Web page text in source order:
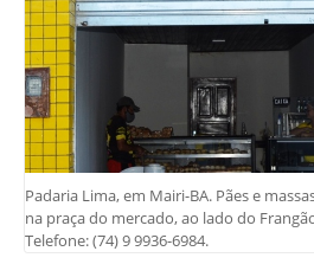
Padaria Lima, em Mairi-BA. Pães e
na praça do mercado, ao lado do
Telefone: (74) 9 9936-6984.